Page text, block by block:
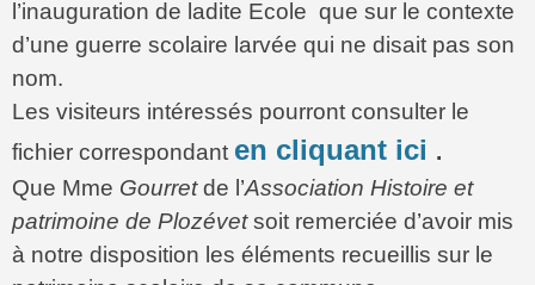
l’inauguration de ladite Ecole que sur le contexte
d’une guerre scolaire larvée qui ne disait pas son
nom.
Les visiteurs intéressés pourront consulter le
fichier correspondant en cliquant ici .
Que Mme Gourretde l’Association Histoire et
patrimoine de Plozévetsoit remerciée d’avoir mis
à notre disposition les éléments recueillis sur le